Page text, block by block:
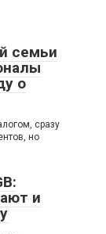
семьи
о
сразу
но
и